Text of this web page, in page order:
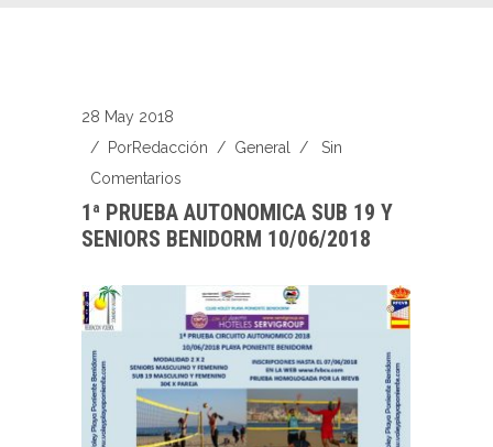
28 May 2018
/ PorRedacción / General / Sin
Comentarios
1ª PRUEBA AUTONOMICA SUB 19 Y
SENIORS BENIDORM 10/06/2018